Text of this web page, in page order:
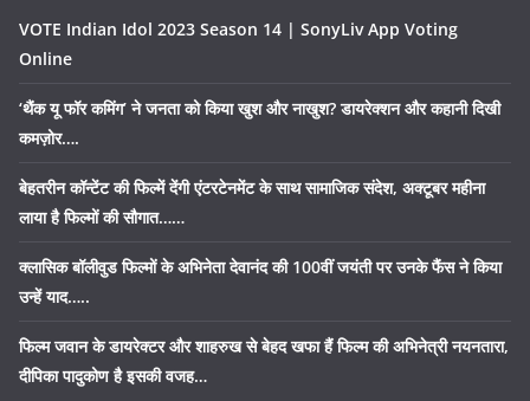
VOTE Indian Idol 2023 Season 14 | SonyLiv App Voting
Online
‘थैंक यू फॉर कमिंग’ ने जनता को किया खुश और नाखुश? डायरेक्शन और कहानी दिखी
कमज़ोर….
बेहतरीन कॉन्टेंट की फिल्में देंगी एंटरटेनमेंट के साथ सामाजिक संदेश, अक्टूबर महीना
लाया है फिल्मों की सौगात……
क्लासिक बॉलीवुड फिल्मों के अभिनेता देवानंद की 100वीं जयंती पर उनके फैंस ने किया
उन्हें याद…..
फिल्म जवान के डायरेक्टर और शाहरुख से बेहद खफा हैं फिल्म की अभिनेत्री नयनतारा,
दीपिका पादुकोण है इसकी वजह…